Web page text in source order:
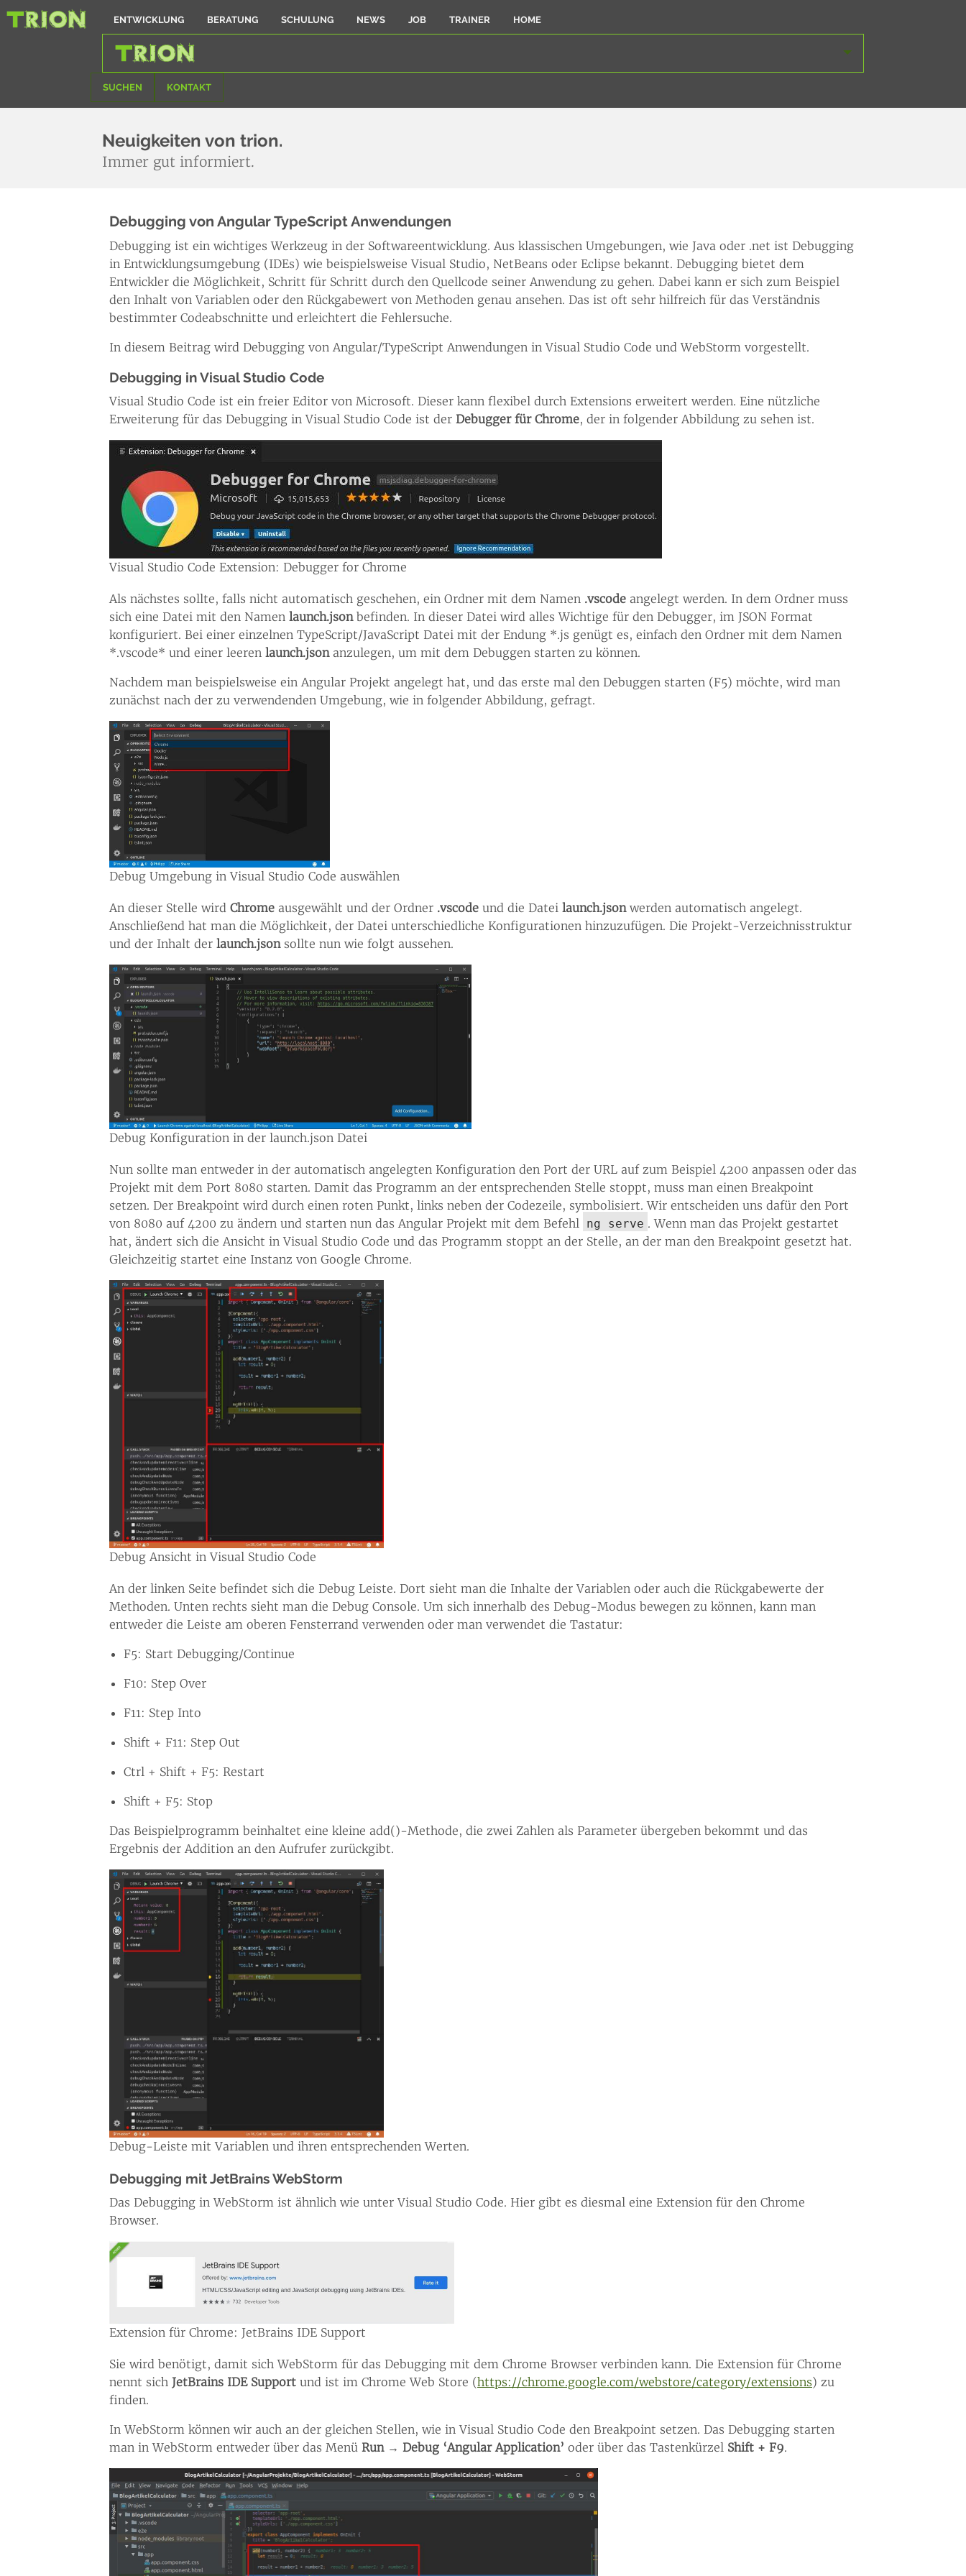
ENTWICKLUNG BERATUNG SCHULUNG NEWS JOB TRAINER HOME
SUCHEN KONTAKT
Neuigkeiten von trion.
Immer gut informiert.
Debugging von Angular TypeScript Anwendungen
Debugging ist ein wichtiges Werkzeug in der Softwareentwicklung. Aus klassischen Umgebungen, wie Java oder .net ist Debugging
in Entwicklungsumgebung (IDEs) wie beispielsweise Visual Studio, NetBeans oder Eclipse bekannt. Debugging bietet dem
Entwickler die Möglichkeit, Schritt für Schritt durch den Quellcode seiner Anwendung zu gehen. Dabei kann er sich zum Beispiel
den Inhalt von Variablen oder den Rückgabewert von Methoden genau ansehen. Das ist oft sehr hilfreich für das Verständnis
bestimmter Codeabschnitte und erleichtert die Fehlersuche.
In diesem Beitrag wird Debugging von Angular/TypeScript Anwendungen in Visual Studio Code und WebStorm vorgestellt.
Debugging in Visual Studio Code
Visual Studio Code ist ein freier Editor von Microsoft. Dieser kann flexibel durch Extensions erweitert werden. Eine nützliche
Erweiterung für das Debugging in Visual Studio Code ist der Debugger für Chrome, der in folgender Abbildung zu sehen ist.
Visual Studio Code Extension: Debugger for Chrome
Als nächstes sollte, falls nicht automatisch geschehen, ein Ordner mit dem Namen .vscode angelegt werden. In dem Ordner muss
sich eine Datei mit den Namen launch.jsonbefinden. In dieser Datei wird alles Wichtige für den Debugger, im JSON Format
konfiguriert. Bei einer einzelnen TypeScript/JavaScript Datei mit der Endung *.js genügt es, einfach den Ordner mit dem Namen
*.vscode* und einer leeren launch.jsonanzulegen, um mit dem Debuggen starten zu können.
Nachdem man beispielsweise ein Angular Projekt angelegt hat, und das erste mal den Debuggen starten (F5) möchte, wird man
zunächst nach der zu verwendenden Umgebung, wie in folgender Abbildung, gefragt.
Debug Umgebung in Visual Studio Code auswählen
An dieser Stelle wird Chrome ausgewählt und der Ordner .vscode und die Datei launch.jsonwerden automatisch angelegt.
Anschließend hat man die Möglichkeit, der Datei unterschiedliche Konfigurationen hinzuzufügen. Die Projekt-Verzeichnisstruktur
und der Inhalt der launch.jsonsollte nun wie folgt aussehen.
Debug Konfiguration in der launch.json Datei
Nun sollte man entweder in der automatisch angelegten Konfiguration den Port der URL auf zum Beispiel 4200 anpassen oder das
Projekt mit dem Port 8080 starten. Damit das Programm an der entsprechenden Stelle stoppt, muss man einen Breakpoint
setzen. Der Breakpoint wird durch einen roten Punkt, links neben der Codezeile, symbolisiert. Wir entscheiden uns dafür den Port
von 8080 auf 4200 zu ändern und starten nun das Angular Projekt mit dem Befehl ng serve . Wenn man das Projekt gestartet
hat, ändert sich die Ansicht in Visual Studio Code und das Programm stoppt an der Stelle, an der man den Breakpoint gesetzt hat.
Gleichzeitig startet eine Instanz von Google Chrome.
Debug Ansicht in Visual Studio Code
An der linken Seite befindet sich die Debug Leiste. Dort sieht man die Inhalte der Variablen oder auch die Rückgabewerte der
Methoden. Unten rechts sieht man die Debug Console. Um sich innerhalb des Debug-Modus bewegen zu können, kann man
entweder die Leiste am oberen Fensterrand verwenden oder man verwendet die Tastatur:
F5: Start Debugging/Continue
F10: Step Over
F11: Step Into
Shift + F11: Step Out
Ctrl + Shift + F5: Restart
Shift + F5: Stop
Das Beispielprogramm beinhaltet eine kleine add()-Methode, die zwei Zahlen als Parameter übergeben bekommt und das
Ergebnis der Addition an den Aufrufer zurückgibt.
Debug-Leiste mit Variablen und ihren entsprechenden Werten.
Debugging mit JetBrains WebStorm
Das Debugging in WebStorm ist ähnlich wie unter Visual Studio Code. Hier gibt es diesmal eine Extension für den Chrome
Browser.
Extension für Chrome: JetBrains IDE Support
Sie wird benötigt, damit sich WebStorm für das Debugging mit dem Chrome Browser verbinden kann. Die Extension für Chrome
nennt sich JetBrains IDE Support und ist im Chrome Web Store (https://chrome.google.com/webstore/category/extensions) zu
finden.
In WebStorm können wir auch an der gleichen Stellen, wie in Visual Studio Code den Breakpoint setzen. Das Debugging starten
man in WebStorm entweder über das Menü Run → Debug ‘Angular Application’ oder über das Tastenkürzel Shift + F9.